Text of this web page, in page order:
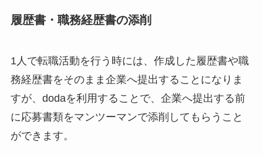
履歴書・職務経歴書の添削
1人で転職活動を行う時には、作成した履歴書や職
務経歴書をそのまま企業へ提出することになりま
すが、dodaを利用することで、企業へ提出する前
に応募書類をマンツーマンで添削してもらうこと
ができます。